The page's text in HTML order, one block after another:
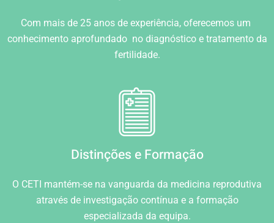
Com mais de 25 anos de experiência, oferecemos um
conhecimento aprofundado no diagnóstico e tratamento da
fertilidade.
Distinções e Formação
O CETI mantém-se na vanguarda da medicina reprodutiva
através de investigação contínua e a formação
especializada da equipa.